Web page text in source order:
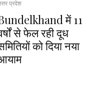
प्रदेश
में 11
से फेल रही दूध
को दिया नया